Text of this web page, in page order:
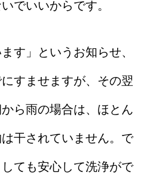
でいいからです。
す」というお知らせ、
すませますが、その翌
ら雨の場合は、ほとん
干されていません。で
ても安心して洗浄がで